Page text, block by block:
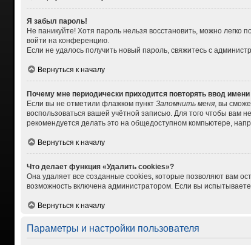
Я забыл пароль!
Не паникуйте! Хотя пароль нельзя восстановить, можно
войти на конференцию.
Если не удалось получить новый пароль, свяжитесь с
Вернуться к началу
Почему мне периодически приходится повторять ввод
Если вы не отметили флажком пункт Запомнить меня, вы
воспользоваться вашей учётной записью. Для того чтобы вам
рекомендуется делать это на общедоступном компьютере,
Вернуться к началу
Что делает функция «Удалить cookies»?
Она удаляет все созданные cookies, которые позволяют вам
возможность включена администратором. Если вы
Вернуться к началу
Параметры и настройки пользователя